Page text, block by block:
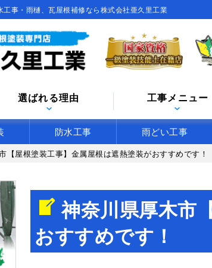
事・雨樋、瓦屋根補修なら株式会社亜久里工業
選ばれる理由 工事メニュー
防水工事 雨どい工事
【屋根塗装工事】金属屋根は遮熱塗装がおすすめです！
神奈川県厚木市
おすすめです！